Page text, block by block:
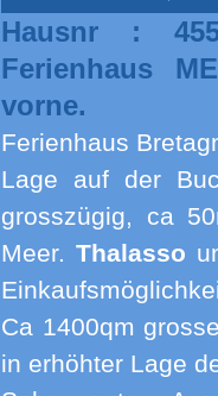
Hausnr :
Ferienhaus
vorne.
Ferienhaus
Lage auf der
grosszügig, ca
Meer.Thalasso
Ca 1400qm
in erhöhter Lage